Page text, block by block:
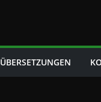
ÜBERSETZUNGEN